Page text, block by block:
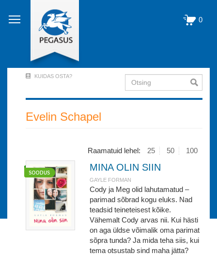
edasi
põhisisu
0
Account
Menu
KUIDAS OSTA? Otsing
Evelin Schapel
Raamatuid lehel: 25 50 100
MINA OLIN SIIN
GAYLE FORMAN
Cody ja Meg olid lahutamatud –
parimad sõbrad kogu eluks. Nad
teadsid teineteisest kõike.
Vähemalt Cody arvas nii. Kui hästi
on aga üldse võimalik oma parimat
sõpra tunda? Ja mida teha siis, kui
tema otsustab sind maha jätta?